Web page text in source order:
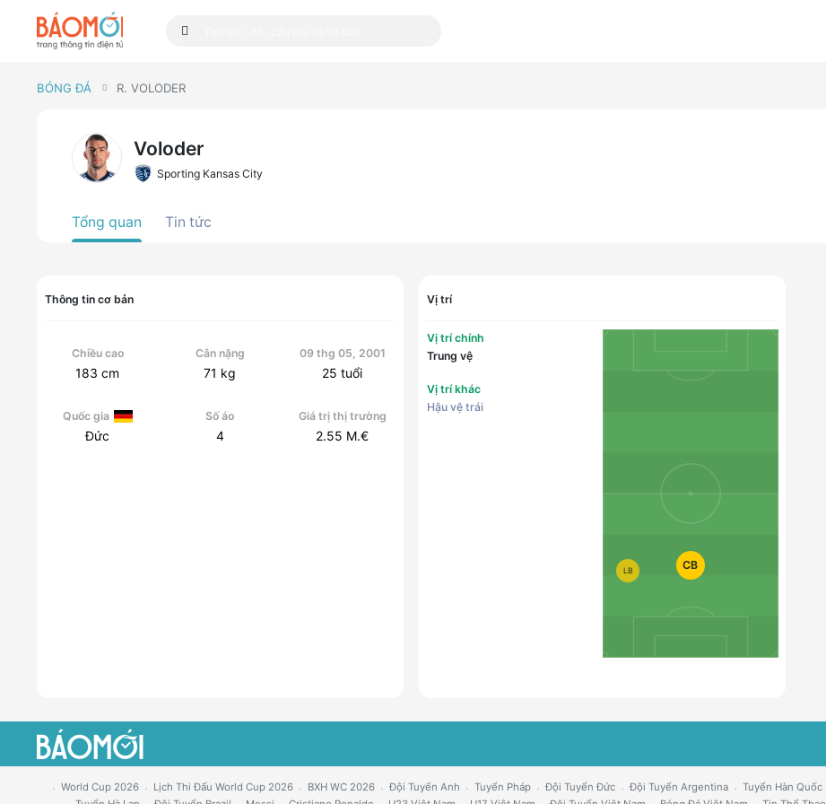
BÓNG ĐÁ R. VOLODER
Voloder
Sporting Kansas City
Tổng quan Tin tức
Thông tin cơ bản
Chiều cao
183 cm
Cân nặng
71 kg
09 thg 05, 2001
25 tuổi
Quốc gia
Đức
Số áo
4
Giá trị thị trường
2.55 M.€
Vị trí
Vị trí chính
Trung vệ
Vị trí khác
Hậu vệ trái
CB
LB
World Cup 2026 Lịch Thi Đấu World Cup 2026 BXH WC 2026 Đội Tuyển Anh Tuyển Pháp Đội Tuyển Đức Đội Tuyển Argentina Tuyển Hàn Quốc